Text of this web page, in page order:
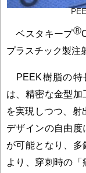
ベスタキープⓇ
プラスチック製注
PEEK樹脂の特
は、精密な金型
を実現しつつ、射
デザインの自由
が可能となり、
より、穿刺時の